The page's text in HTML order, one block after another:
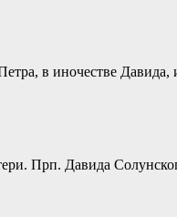
в иночестве
Прп. Давида